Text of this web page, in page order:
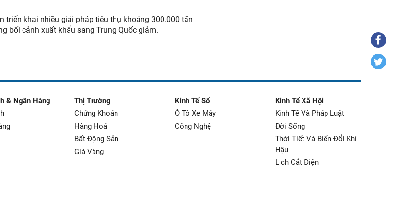
triển khai nhiều giải pháp tiêu thụ khoảng 300.000 tấn
bối cảnh xuất khẩu sang Trung Quốc giảm.
& Ngân Hàng
Thị Trường
Chứng Khoán
Hàng Hoá
Bất Động Sản
Giá Vàng
Kinh Tế Số
Ô Tô Xe Máy
Công Nghệ
Kinh Tế Xã Hội
Kinh Tế Và Pháp Luật
Đời Sống
Thời Tiết Và Biến Đổi Khí
Hậu
Lịch Cắt Điện